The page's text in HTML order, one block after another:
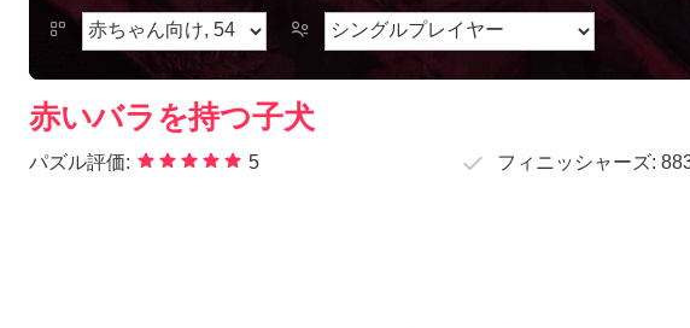
赤いバラを持つ子犬
パズル評価: 5 フィニッシャーズ: